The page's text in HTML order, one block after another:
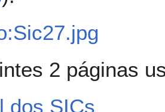
2 páginas
dos SICs